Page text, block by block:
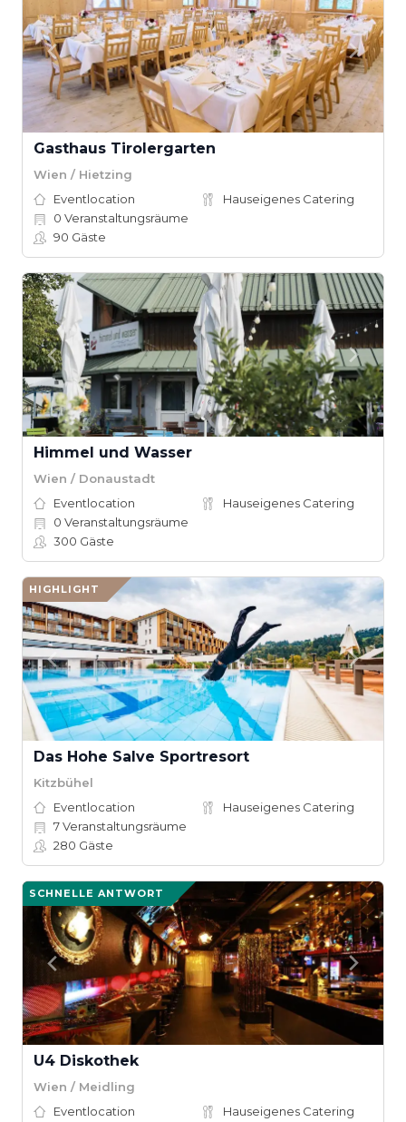
Gasthaus Tirolergarten
Wien / Hietzing
Eventlocation
Hauseigenes Catering
0 Veranstaltungsräume
90 Gäste
Himmel und Wasser
Wien / Donaustadt
Eventlocation
Hauseigenes Catering
0 Veranstaltungsräume
300 Gäste
HIGHLIGHT
Das Hohe Salve Sportresort
Kitzbühel
Eventlocation
Hauseigenes Catering
7Veranstaltungsräume
280 Gäste
SCHNELLE ANTWORT
U4 Diskothek
Wien / Meidling
Eventlocation
Hauseigenes Catering